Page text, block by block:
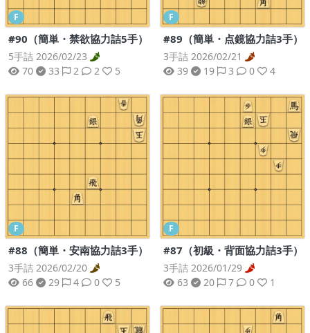
F
#90（簡単・禁欲協力詰5手）
5手詰 2026/02/23
70
33 2 2 5
F
#89（簡単・点鏡協力詰3手）
3手詰 2026/02/21
39
19 3 0 4
F
#88（簡単・安南協力詰3手）
3手詰 2026/02/20
66
29 4 0 5
F
#87（初級・背面協力詰3手）
3手詰 2026/01/29
63
20 7 0 1